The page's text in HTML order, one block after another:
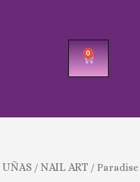
0
CARRITO
/ NAIL ART / Paradise